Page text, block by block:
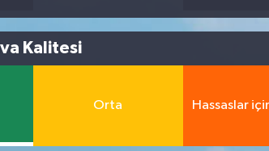
Kalitesi
Orta Hassaslar